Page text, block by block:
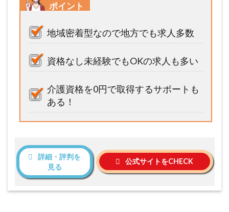
ポイント
地域密着型なので地方でも求人多数
資格なし未経験でもOKの求人も多い
介護資格を0円で取得するサポートも
ある！
詳細・評判を
見る
公式サイトをCHECK